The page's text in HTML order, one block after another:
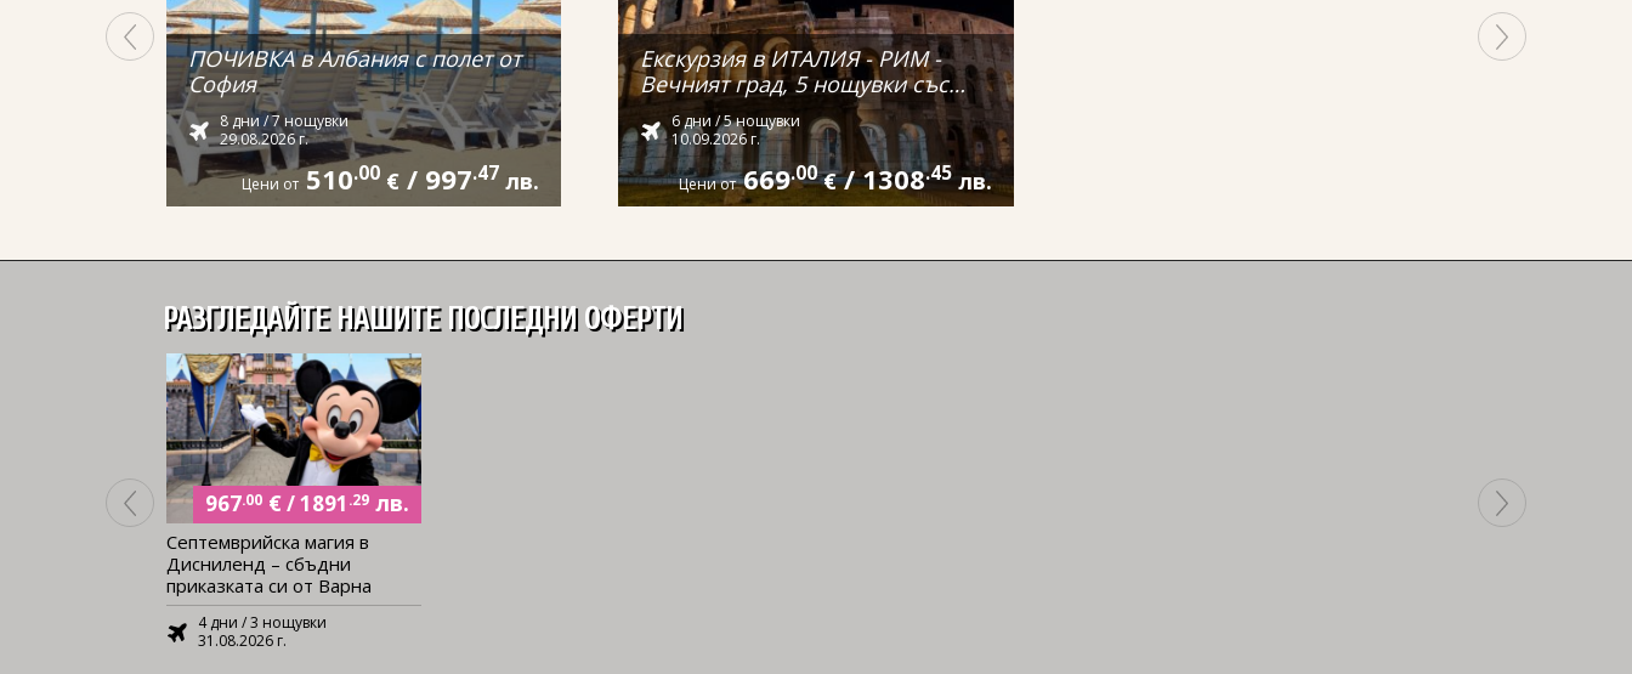
ПОЧИВКА в Албания с полет от
София
8 дни / 7 нощувки
29.08.2026 г.
Цени от 510.00 € / 997.47 лв.
Екскурзия в ИТАЛИЯ - РИМ -
Вечният град, 5 нощувки със
самолет и обслужване на
български език! С директен
полет от ВАРНА!
6 дни / 5 нощувки
10.09.2026 г.
Цени от 669.00 € / 1308.45 лв.
РАЗГЛЕДАЙТЕ НАШИТЕ ПОСЛЕДНИ ОФЕРТИ
967.00 €/1891 .29 лв.
Септемврийска магия в
Дисниленд – сбъдни
приказката си от Варна
4 дни / 3 нощувки
31.08.2026 г.